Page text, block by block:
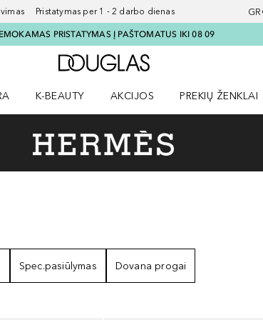
Pristatymas per 1 - 2 darbo dienas
PRISTATYMAS Į PAŠTOMATUS IKI 08 09
Į Douglas pagrindinį
K-BEAUTY
AKCIJOS
PREKIŲ ŽENKLAI
Spec.pasiūlymas Dovana progai